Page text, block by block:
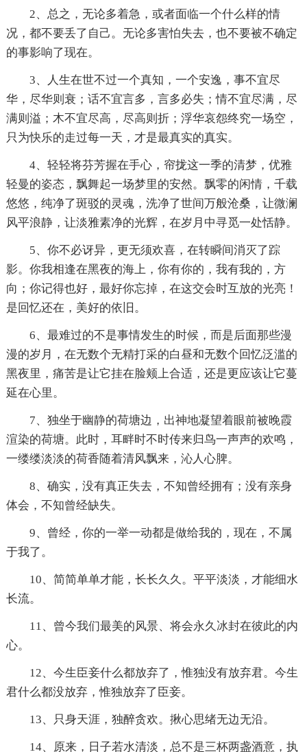
2、总之，无论多着急，或者面临一个什么样的情
况，都不要丢了自己。无论多害怕失去，也不要被不确定
的事影响了现在。
3、人生在世不过一个真知，一个安逸，事不宜尽
华，尽华则衰；话不宜言多，言多必失；情不宜尽满，尽
满则溢；木不宜尽高，尽高则折；浮华哀怨终究一场空，
只为快乐的走过每一天，才是最真实的真实。
4、轻轻将芬芳握在手心，帘拢这一季的清梦，优雅
轻曼的姿态，飘舞起一场梦里的安然。飘零的闲情，千载
悠悠，纯净了斑驳的灵魂，洗净了世间万般沧桑，让微澜
风平浪静，让淡雅素净的光辉，在岁月中寻觅一处恬静。
5、你不必讶异，更无须欢喜，在转瞬间消灭了踪
影。你我相逢在黑夜的海上，你有你的，我有我的，方
向；你记得也好，最好你忘掉，在这交会时互放的光亮！
是回忆还在，美好的依旧。
6、最难过的不是事情发生的时候，而是后面那些漫
漫的岁月，在无数个无精打采的白昼和无数个回忆泛滥的
黑夜里，痛苦是让它挂在脸颊上合适，还是更应该让它蔓
延在心里。
7、独坐于幽静的荷塘边，出神地凝望着眼前被晚霞
渲染的荷塘。此时，耳畔时不时传来归鸟一声声的欢鸣，
一缕缕淡淡的荷香随着清风飘来，沁人心脾。
8、确实，没有真正失去，不知曾经拥有；没有亲身
体会，不知曾经缺失。
9、曾经，你的一举一动都是做给我的，现在，不属
于我了。
10、简简单单才能，长长久久。平平淡淡，才能细水
长流。
11、曾今我们最美的风景、将会永久冰封在彼此的内
心。
12、今生臣妾什么都放弃了，惟独没有放弃君。今生
君什么都没放弃，惟独放弃了臣妾。
13、只身天涯，独醉贪欢。揪心思绪无边无沿。
14、原来，日子若水清淡，总不是三杯两盏酒意，执